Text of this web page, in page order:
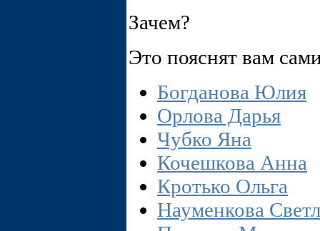
Зачем?
Это пояснят вам
Богданова Юлия
Орлова Дарья
Чубко Яна
Кочешкова Анна
Кротько Ольга
Науменкова